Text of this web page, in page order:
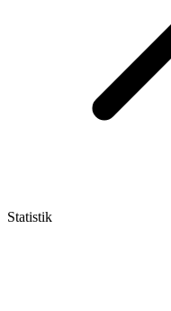
Statistik